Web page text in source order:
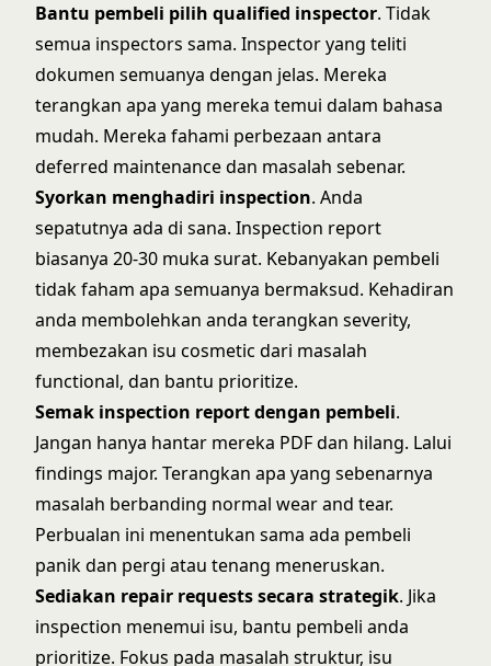
Bantu pembeli pilih qualified inspector. Tidak
semua inspectors sama. Inspector yang teliti
dokumen semuanya dengan jelas. Mereka
terangkan apa yang mereka temui dalam bahasa
mudah. Mereka fahami perbezaan antara
deferred maintenance dan masalah sebenar.
Syorkan menghadiri inspection. Anda
sepatutnya ada di sana. Inspection report
biasanya 20-30 muka surat. Kebanyakan pembeli
tidak faham apa semuanya bermaksud. Kehadiran
anda membolehkan anda terangkan severity,
membezakan isu cosmetic dari masalah
functional, dan bantu prioritize.
Semak inspection report dengan pembeli.
Jangan hanya hantar mereka PDF dan hilang. Lalui
findings major. Terangkan apa yang sebenarnya
masalah berbanding normal wear and tear.
Perbualan ini menentukan sama ada pembeli
panik dan pergi atau tenang meneruskan.
Sediakan repair requests secara strategik. Jika
inspection menemui isu, bantu pembeli anda
prioritize. Fokus pada masalah struktur, isu